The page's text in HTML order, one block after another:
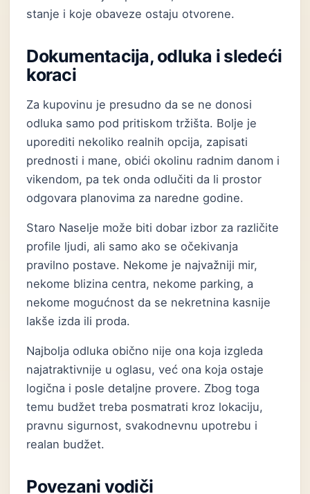
stanje i koje obaveze ostaju otvorene.
Dokumentacija, odluka i sledeći
koraci
Za kupovinu je presudno da se ne donosi
odluka samo pod pritiskom tržišta. Bolje je
uporediti nekoliko realnih opcija, zapisati
prednosti i mane, obići okolinu radnim danom i
vikendom, pa tek onda odlučiti da li prostor
odgovara planovima za naredne godine.
Staro Naselje može biti dobar izbor za različite
profile ljudi, ali samo ako se očekivanja
pravilno postave. Nekome je najvažniji mir,
nekome blizina centra, nekome parking, a
nekome mogućnost da se nekretnina kasnije
lakše izda ili proda.
Najbolja odluka obično nije ona koja izgleda
najatraktivnije u oglasu, već ona koja ostaje
logična i posle detaljne provere. Zbog toga
temu budžet treba posmatrati kroz lokaciju,
pravnu sigurnost, svakodnevnu upotrebu i
realan budžet.
Povezani vodiči